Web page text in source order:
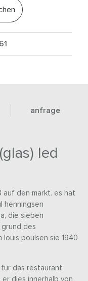
anfrage
led
auf den markt. es hat
henningsen
die sieben
grund des
poulsen sie 1940
das restaurant
dies innerhalb von